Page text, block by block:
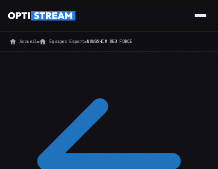
Accueil» Équipes Esport»NONGSHIM RED FORCE